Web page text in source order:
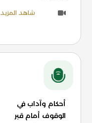
شاهد المزيد
أحكام وآداب في
الوقوف أمام قبر